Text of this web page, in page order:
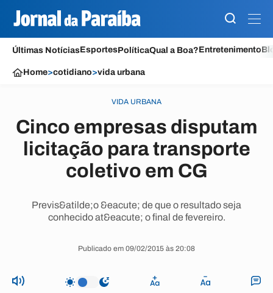
Últimas NotíciasEsportesPolíticaQual a Boa?Entretenimento
Home>cotidiano>vida urbana
VIDA URBANA
Cinco empresas disputam
licitação para transporte
coletivo em CG
Previs&atilde;o &eacute; de que o resultado seja
conhecido at&eacute; o final de fevereiro.
Publicado em 09/02/2015 às 20:08